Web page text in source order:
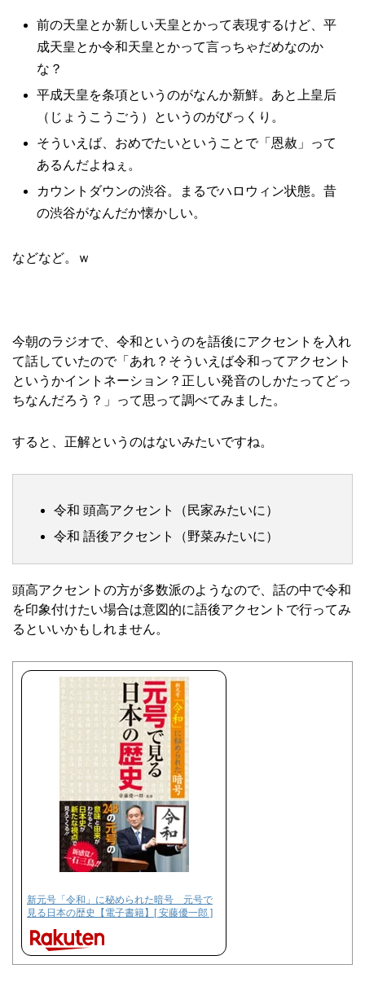
前の天皇とか新しい天皇とかって表現するけど、平
成天皇とか令和天皇とかって言っちゃだめなのか
な？
平成天皇を条項というのがなんか新鮮。あと上皇后
（じょうこうごう）というのがびっくり。
そういえば、おめでたいということで「恩赦」って
あるんだよねぇ。
カウントダウンの渋谷。まるでハロウィン状態。昔
の渋谷がなんだか懐かしい。
などなど。ｗ
今朝のラジオで、令和というのを語後にアクセントを入れ
て話していたので「あれ？そういえば令和ってアクセント
というかイントネーション？正しい発音のしかたってどっ
ちなんだろう？」って思って調べてみました。
すると、正解というのはないみたいですね。
令和 頭高アクセント（民家みたいに）
令和 語後アクセント（野菜みたいに）
頭高アクセントの方が多数派のようなので、話の中で令和
を印象付けたい場合は意図的に語後アクセントで行ってみ
るといいかもしれません。
新元号「令和」に秘められた暗号 元号で
見る日本の歴史【電子書籍】[ 安藤優一郎 ]